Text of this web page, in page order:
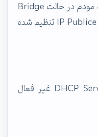
مشکلی که دارم این هستش که مودم در حالت Bridge
تنظیم شده و روی خط تلفنمون IP Publice تنظیم شده
VCI - VPI تنظیم شده و DHCP Server غیر فعال